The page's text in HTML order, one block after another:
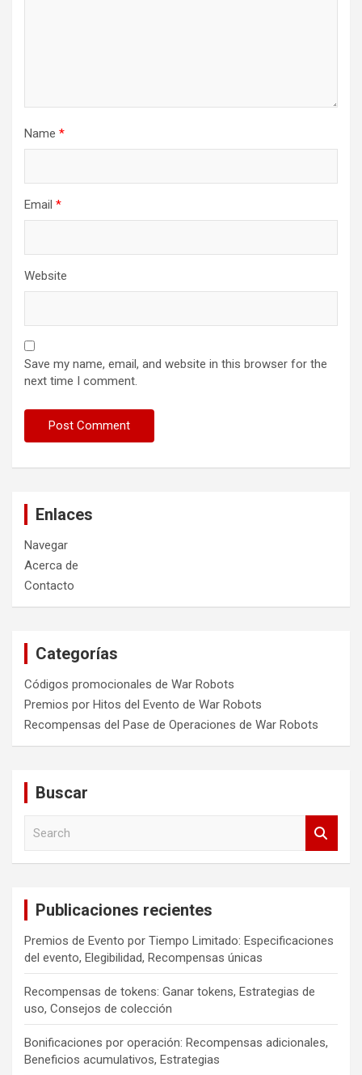
Name *
Email *
Website
Save my name, email, and website in this browser for the
next time I comment.
Enlaces
Navegar
Acerca de
Contacto
Categorías
Códigos promocionales de War Robots
Premios por Hitos del Evento de War Robots
Recompensas del Pase de Operaciones de War Robots
Buscar
Publicaciones recientes
Premios de Evento por Tiempo Limitado: Especificaciones
del evento, Elegibilidad, Recompensas únicas
Recompensas de tokens: Ganar tokens, Estrategias de
uso, Consejos de colección
Bonificaciones por operación: Recompensas adicionales,
Beneficios acumulativos, Estrategias